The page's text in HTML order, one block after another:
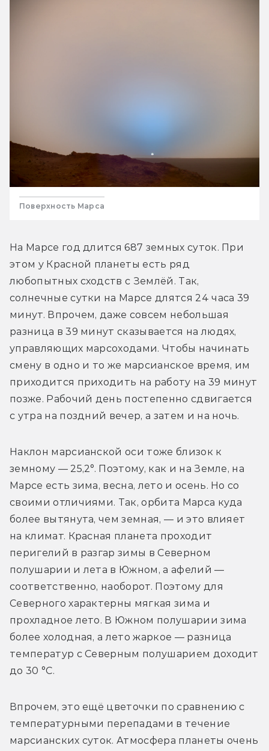
Поверхность Марса
На Марсе год длится 687 земных суток. При
этом у Красной планеты есть ряд
любопытных сходств с Землёй. Так,
солнечные сутки на Марсе длятся 24 часа 39
минут. Впрочем, даже совсем небольшая
разница в 39 минут сказывается на людях,
управляющих марсоходами. Чтобы начинать
смену в одно и то же марсианское время, им
приходится приходить на работу на 39 минут
позже. Рабочий день постепенно сдвигается
с утра на поздний вечер, а затем и на ночь.
Наклон марсианской оси тоже близок к
земному — 25,2°. Поэтому, как и на Земле, на
Марсе есть зима, весна, лето и осень. Но со
своими отличиями. Так, орбита Марса куда
более вытянута, чем земная, — и это влияет
на климат. Красная планета проходит
перигелий в разгар зимы в Северном
полушарии и лета в Южном, а афелий —
соответственно, наоборот. Поэтому для
Северного характерны мягкая зима и
прохладное лето. В Южном полушарии зима
более холодная, а лето жаркое — разница
температур с Северным полушарием доходит
до 30 °C.
Впрочем, это ещё цветочки по сравнению с
температурными перепадами в течение
марсианских суток. Атмосфера планеты очень